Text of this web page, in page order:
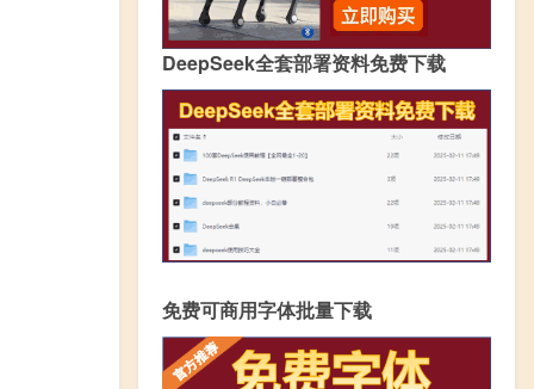
DeepSeek全套部署资料免费下载
免费可商用字体批量下载